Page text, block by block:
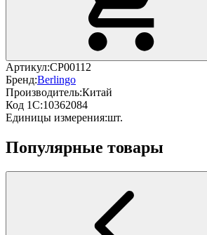
Артикул:CP00112
Бренд:Berlingo
Производитель:Китай
Код 1С:10362084
Единицы измерения:шт.
Популярные товары